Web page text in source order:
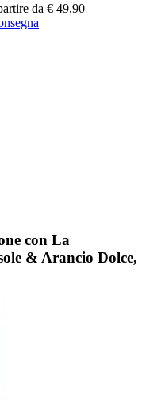
da € 49,90
con La
& Arancio Dolce,